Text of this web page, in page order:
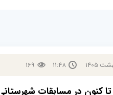
1405
11:48
169
1700 نفر تا کنون در مسابقات